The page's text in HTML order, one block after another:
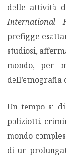
delle attività
International
prefigge
studiosi,
mondo, per
dell’etnografia
Un tempo si
poliziotti,
mondo
di un